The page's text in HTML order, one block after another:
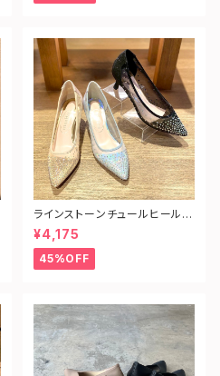
ラインストーンチュールヒールパ
ンプス
¥4,175
45%OFF